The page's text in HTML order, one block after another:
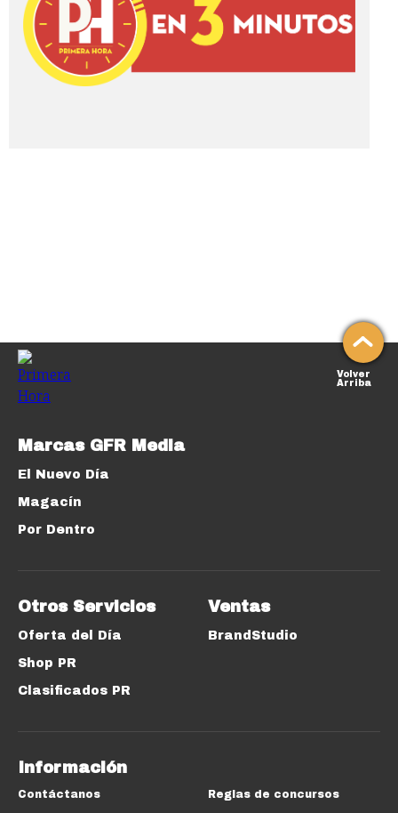
Volver
Arriba
Marcas GFR Media
El Nuevo Día
Magacín
Por Dentro
Otros Servicios
Oferta del Día
Shop PR
Clasificados PR
Ventas
BrandStudio
Información
Contáctanos Reglas de concursos